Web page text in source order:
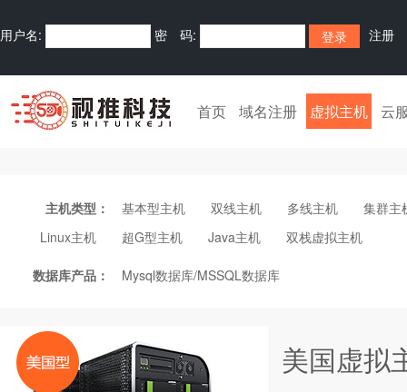
用户名: 密 码: 注册
全国热线: 400-9988-605
首页 域名注册 虚拟主机 云
主机类型： 基本型主机 双线主机 多线主机
集群主
Linux主机
超G型主机 Java主机 双栈虚拟主机
数据库产品： Mysql数据库/MSSQL数据库
美国虚拟